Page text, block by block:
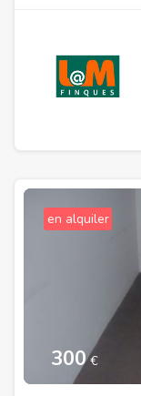
en alquiler
300€